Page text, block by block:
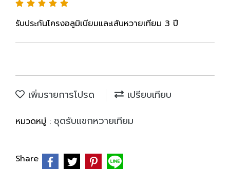
รับประกันโครงอลูมิเนียมและเส้นหวายเทียม 3 ปี
เพิ่มรายการโปรด เปรียบเทียบ
หมวดหมู่ : ชุดรับแขกหวายเทียม
Share